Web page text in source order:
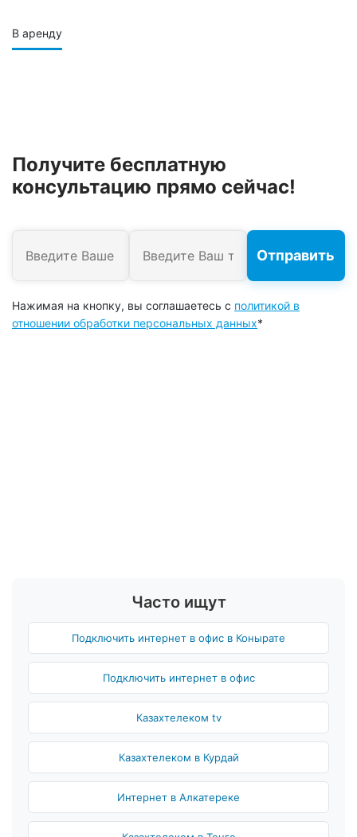
В аренду
Получите бесплатную
консультацию прямо сейчас!
Нажимая на кнопку, вы соглашаетесь с политикой в
отношении обработки персональных данных*
Часто ищут
Подключить интернет в офис в Конырате
Подключить интернет в офис
Казахтелеком tv
Казахтелеком в Курдай
Интернет в Алкатереке